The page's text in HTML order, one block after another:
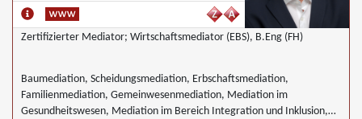
Zertifizierter Mediator; Wirtschaftsmediator (EBS), B.Eng (FH)
Baumediation, Scheidungsmediation, Erbschaftsmediation,
Familienmediation, Gemeinwesenmediation, Mediation im
Gesundheitswesen, Mediation im Bereich Integration und Inklusion,